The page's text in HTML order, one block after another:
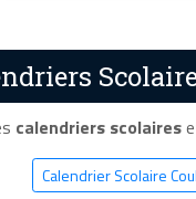
calendriers scolaires
Calendrier Scolaire